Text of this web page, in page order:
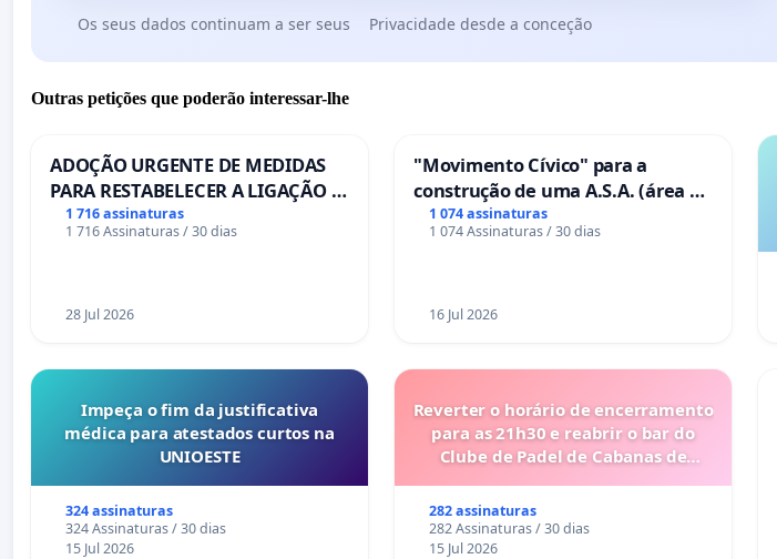
Os seus dados continuam a ser seus Privacidade desde a conceção
Outras petições que poderão interessar-lhe
ADOÇÃO URGENTE DE MEDIDAS
PARA RESTABELECER A LIGAÇÃO -
PONTE RS-129
1 716 assinaturas
1 716 Assinaturas / 30 dias
28 Jul 2026
"Movimento Cívico" para a
construção de uma A.S.A. (área de
serviços para autocaravanas) em
Coimbra
1 074 assinaturas
1 074 Assinaturas / 30 dias
16 Jul 2026
Impeça o fim da justificativa
médica para atestados curtos na
UNIOESTE
324 assinaturas
324 Assinaturas / 30 dias
15 Jul 2026
Reverter o horário de encerramento
para as 21h30 e reabrir o bar do
Clube de Padel de Cabanas de
282 assinaturas
282 Assinaturas / 30 dias
15 Jul 2026